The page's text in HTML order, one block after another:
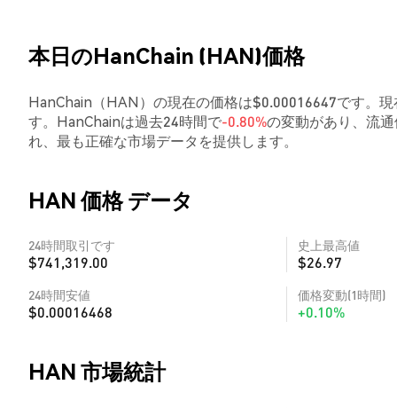
本日のHanChain (HAN)価格
HanChain（HAN）の現在の価格は$0.00016647です。
す。HanChainは過去24時間で-0.80%の変動があり、流
れ、最も正確な市場データを提供します。
HAN 価格 データ
24時間取引です
$741,319.00
史上最高値
$26.97
24時間安値
$0.00016468
価格変動(1時間)
+0.10%
HAN 市場統計